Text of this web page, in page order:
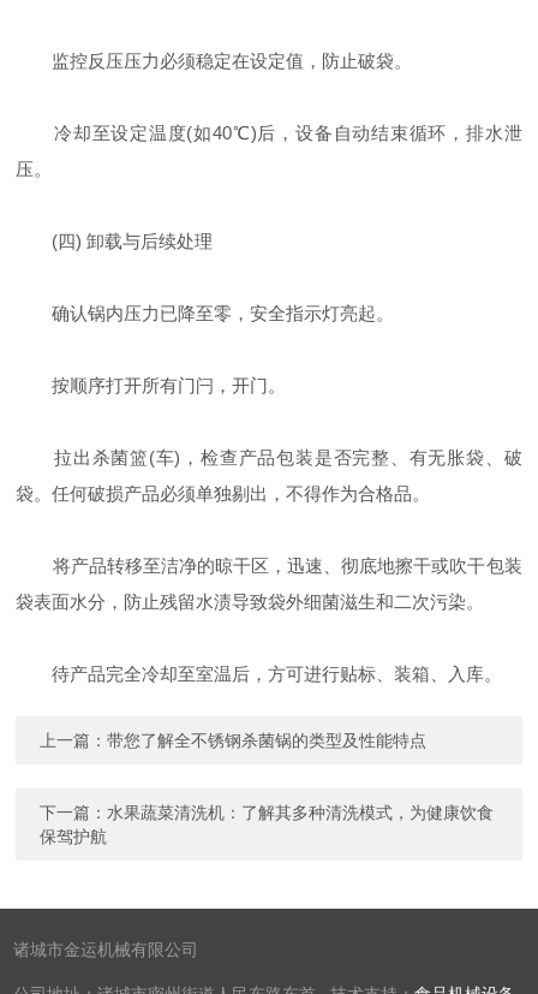
监控反压压力必须稳定在设定值，防止破袋。
冷却至设定温度(如40℃)后，设备自动结束循环，排水泄
压。
(四) 卸载与后续处理
确认锅内压力已降至零，安全指示灯亮起。
按顺序打开所有门闩，开门。
拉出杀菌篮(车)，检查产品包装是否完整、有无胀袋、破
袋。任何破损产品必须单独剔出，不得作为合格品。
将产品转移至洁净的晾干区，迅速、彻底地擦干或吹干包装
袋表面水分，防止残留水渍导致袋外细菌滋生和二次污染。
待产品完全冷却至室温后，方可进行贴标、装箱、入库。
上一篇：带您了解全不锈钢杀菌锅的类型及性能特点
下一篇： 水果蔬菜清洗机：了解其多种清洗模式，为健康饮食
保驾护航
诸城市金运机械有限公司